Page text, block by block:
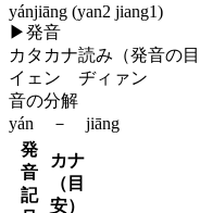
yánjiāng (yan2 jiang1)
▶発音
カタカナ読み（発音の目
イェン ヂィァン
音の分解
yán － jiāng
発
音
記
カナ
（目
安）